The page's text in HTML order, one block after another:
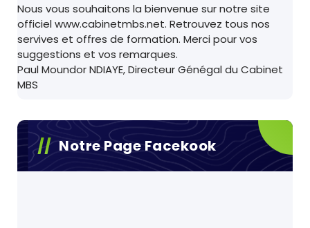
Nous vous souhaitons la bienvenue sur notre site
officiel www.cabinetmbs.net. Retrouvez tous nos
servives et offres de formation. Merci pour vos
suggestions et vos remarques.
Paul Moundor NDIAYE, Directeur Génégal du Cabinet
MBS
Notre Page Facekook